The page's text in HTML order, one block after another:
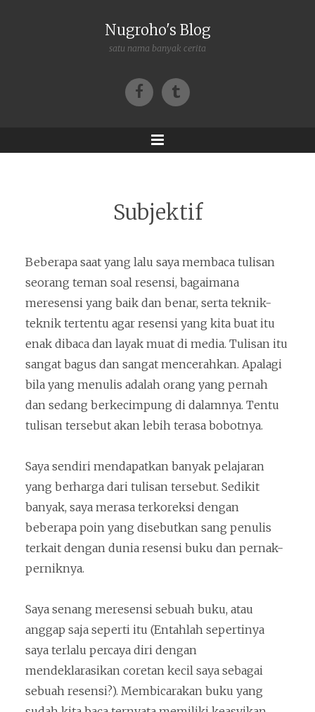
Nugroho's Blog
satu nama banyak cerita
Facebook
Menu
Subjektif
Beberapa saat yang lalu saya membaca tulisan
seorang teman soal resensi, bagaimana
meresensi yang baik dan benar, serta teknik-
teknik tertentu agar resensi yang kita buat itu
enak dibaca dan layak muat di media. Tulisan itu
sangat bagus dan sangat mencerahkan. Apalagi
bila yang menulis adalah orang yang pernah
dan sedang berkecimpung di dalamnya. Tentu
tulisan tersebut akan lebih terasa bobotnya.
Saya sendiri mendapatkan banyak pelajaran
yang berharga dari tulisan tersebut. Sedikit
banyak, saya merasa terkoreksi dengan
beberapa poin yang disebutkan sang penulis
terkait dengan dunia resensi buku dan pernak-
perniknya.
Saya senang meresensi sebuah buku, atau
anggap saja seperti itu (Entahlah sepertinya
saya terlalu percaya diri dengan
mendeklarasikan coretan kecil saya sebagai
sebuah resensi?). Membicarakan buku yang